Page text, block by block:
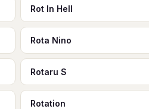
Rot In Hell
Rota Nino
Rotaru S
Rotation